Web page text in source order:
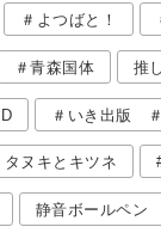
＃よつばと！
＃青森国体 推
＃いき出版
タヌキとキツネ
静音ボールペン